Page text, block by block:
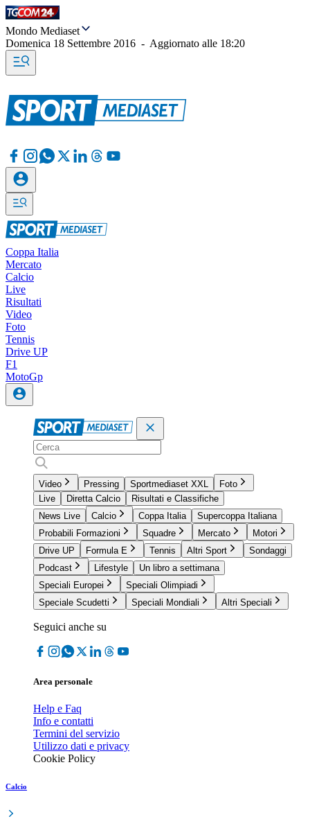
Mondo Mediaset
Domenica 18 Settembre 2016 - Aggiornato alle 18:20
Coppa Italia
Mercato
Calcio
Live
Risultati
Video
Foto
Tennis
Drive UP
F1
MotoGp
Video Pressing Sportmediaset XXL
Foto
Live
Diretta Calcio
Risultati e Classifiche
News Live
Calcio Coppa Italia
Supercoppa Italiana
Probabili Formazioni
Squadre Mercato
Motori
Drive UP
Formula E Tennis Altri Sport
Sondaggi
Podcast
Lifestyle
Un libro a settimana
Speciali Europei
Speciali Olimpiadi
Speciale Scudetti
Speciali Mondiali Altri Speciali
Seguici anche su
Area personale
Help e Faq
Info e contatti
Termini del servizio
Utilizzo dati e privacy
Cookie Policy
Calcio